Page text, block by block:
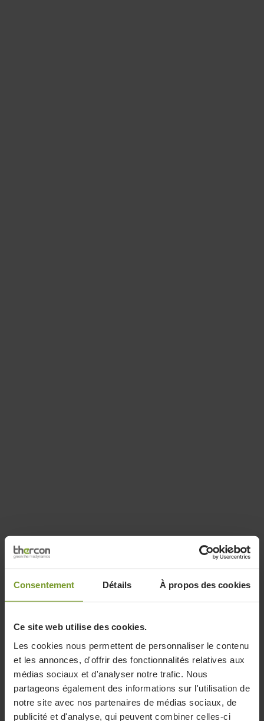
Consentement Détails À propos des cookies
Ce site web utilise des cookies.
Les cookies nous permettent de personnaliser le contenu
et les annonces, d'offrir des fonctionnalités relatives aux
médias sociaux et d'analyser notre trafic. Nous
partageons également des informations sur l'utilisation de
notre site avec nos partenaires de médias sociaux, de
publicité et d'analyse, qui peuvent combiner celles-ci